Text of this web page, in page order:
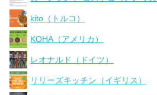
kito（トルコ）
KOHA（アメリカ）
レオナルド（ドイツ）
リリーズキッチン（イギリス）